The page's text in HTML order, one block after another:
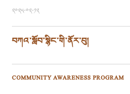
༢༠༢༥-༠༢-༡༢
བཀའ་སློབ་སྙིང་གི་ནོར་བུ།
COMMUNITY AWARENESS PROGRAM